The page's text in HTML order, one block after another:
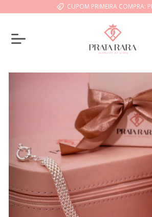
CUPOM PRIMEIRA COMPRA: